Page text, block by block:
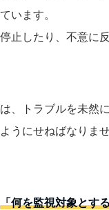
います。
止したり、不意に
、トラブルを未然
うにせねばなりま
「何を監視対象とす